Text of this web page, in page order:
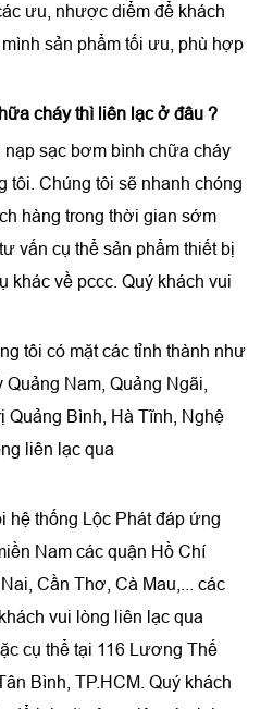
ưu, nhược diểm để khách
sản phẩm tối ưu, phù hợp
cháy thì liên lạc ở đâu ?
nạp sạc bơm bình chữa cháy
tôi. Chúng tôi sẽ nhanh chóng
hàng trong thời gian sớm
vấn cụ thể sản phẩm thiết bị
khác về pccc. Quý khách vui
tôi có mặt các tỉnh thành như
Nam, Quảng Ngãi,
Quảng Bình, Hà Tĩnh, Nghệ
liên lạc qua
hệ thống Lộc Phát đáp ứng
Nam các quận Hồ Chí
Cần Thơ, Cà Mau,... các
vui lòng liên lạc qua
cụ thể tại 116 Lương Thế
Bình, TP.HCM. Quý khách